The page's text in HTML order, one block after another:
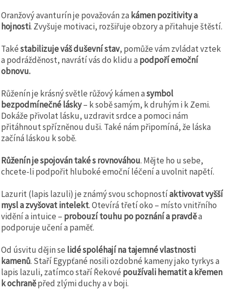
Oranžový avanturín je považován za kámen pozitivity a
hojnosti. Zvyšuje motivaci, rozšiřuje obzory a přitahuje štěstí.
Takéstabilizuje váš duševní stav, pomůže vám zvládat vztek
a podrážděnost, navrátí vás do klidu a podpoří emoční
obnovu.
Růženín je krásný světle růžový kámen asymbol
bezpodmínečné lásky– k sobě samým, k druhým i k Zemi.
Dokáže přivolat lásku, uzdravit srdce a pomoci nám
přitáhnout spřízněnou duši. Také nám připomíná, že láska
začíná láskou k sobě.
Růženín je spojován také s rovnováhou. Mějte ho u sebe,
chcete-li podpořit hluboké emoční léčení a uvolnit napětí.
Lazurit (lapis lazuli) je známý svou schopnostíaktivovat vyšší
mysl a zvyšovat intelekt. Otevírá třetí oko – místo vnitřního
vidění a intuice – probouzí touhu po poznání a pravděa
podporuje učení a paměť.
Od úsvitu dějin se lidé spoléhají na tajemné vlastnosti
kamenů. Staří Egypťané nosili ozdobné kameny jako tyrkys a
lapis lazuli, zatímco staří Řekové používali hematit a křemen
k ochraněpřed zlými duchy a v boji.